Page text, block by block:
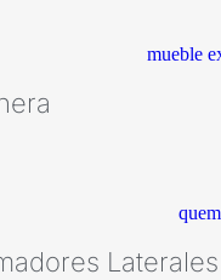
Laterales